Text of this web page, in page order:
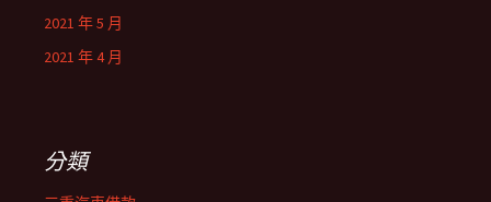
2021 年 5 月
2021 年 4 月
分類